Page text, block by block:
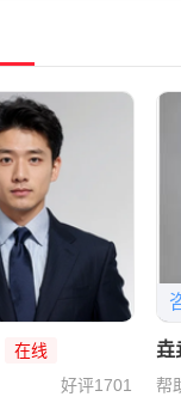
在线
好评1701
垚
帮